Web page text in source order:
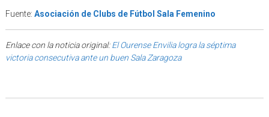
Fuente: Asociación de Clubs de Fútbol Sala Femenino
Enlace con la noticia original:El Ourense Envilia logra la séptima
victoria consecutiva ante un buen Sala Zaragoza